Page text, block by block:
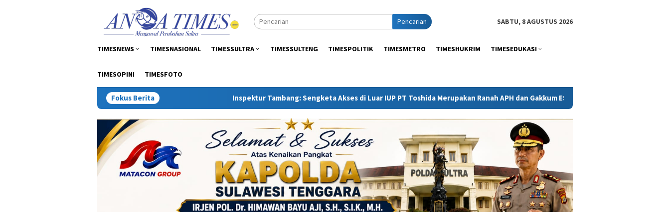
Pencarian SABTU, 8 AGUSTUS 2026
TIMESNEWS TIMESNASIONAL TIMESSULTRA TIMESSULTENG TIMESPOLITIK TIMESMETRO TIMESHUKRIM TIMESEDUKASI
TIMESOPINI TIMESFOTO
Fokus BeritaInspektur Tambang: Sengketa Akses di Luar IUP PT Toshida Merupakan Ranah APH dan Gakkum ESDM Kejati Sultra Telaah Laporan KPH Terkait